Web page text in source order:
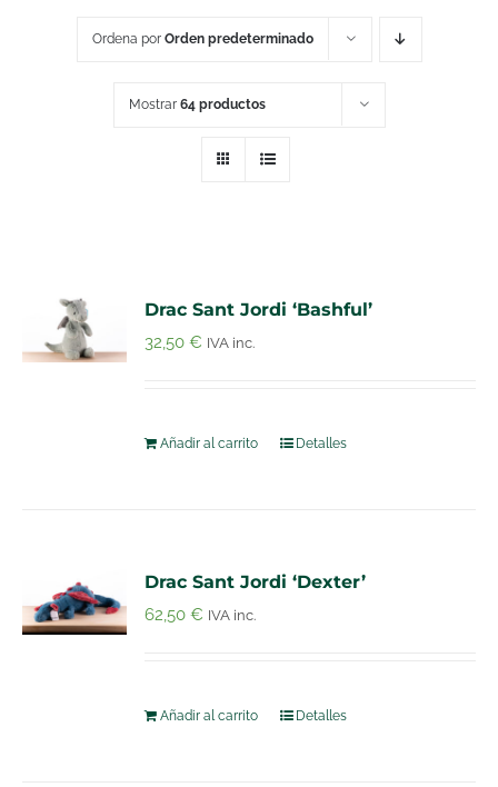
Ordena por Orden predeterminado
Mostrar 64 productos
Drac Sant Jordi ‘Bashful’
32,50€ IVA inc.
Añadir al carrito Detalles
Drac Sant Jordi ‘Dexter’
62,50€ IVA inc.
Añadir al carrito Detalles